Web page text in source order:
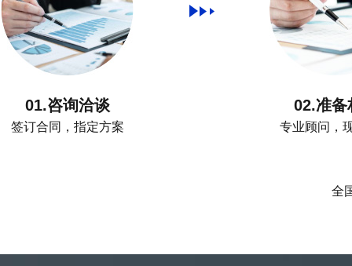
01.咨询洽谈
签订合同，指定方案
02.准备
专业顾问，
全